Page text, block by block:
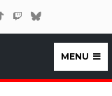
MENU